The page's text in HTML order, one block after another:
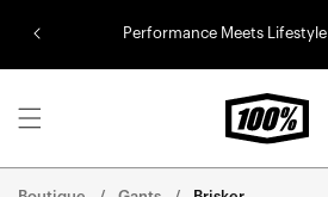
contenu
Performance Meets Lifestyle